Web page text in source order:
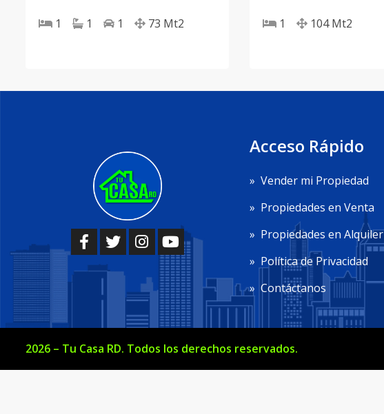
1 1 1 73 Mt2 1 104 Mt2
Acceso Rápido
» Vender mi Propiedad
» Propiedades en Venta
» Propiedades en Alquiler
» Política de Privacidad
» Contáctanos
2026 – Tu Casa RD. Todos los derechos reservados.